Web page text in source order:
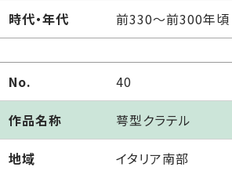
時代・年代 前330～前300年頃
No. 40
作品名称 萼型クラテル
地域 イタリア南部